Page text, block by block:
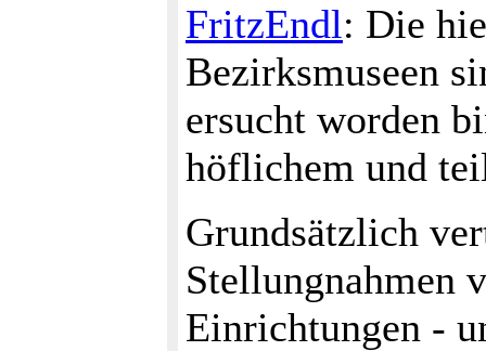
FritzEndl: Die
Bezirksmuseen
ersucht worden
höflichem und
Grundsätzlich
Stellungnahmen
Einrichtungen -